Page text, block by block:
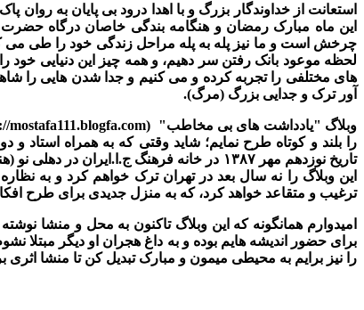
استعانت از خداوندگار بزرگ و با اهدا درود بی پایان به
این ماه مبارک رمضان و هنگامه بندگی خاصان درگاه حضرت
چرخش است و ما نیز پله به پله مراحل زندگی خود را طی می
لحظه موعود بانک رفتن سر دهیم، و همه چیز این دنیایی خود را
های مختلفی را تجربه کرده و می کنیم و جدا شدن هایی را
آور ترک و جدایی بزرگ (مرگ).
وبلاگ "یادداشت های بی مخاطب"
(
mostafa111.blogfa.com
را بلند و کوتاه طرح نمایم؛ شاید وقتی که به همراه استاد
تاریخ نوزدهم مهر ۱۳۸۷ در خانه فرهنگ ج.ا.ایران در دهلی نو
این وبلاگ را نه سال بعد در تهران ترک خواهم کرد و به
ترغیب و متقاعد خواهد کرد، که به منزل جدیدی برای طرح
امیدوارم همانگونه که این وبلاگ تاکنون به محل و منشا
برای حضور اندیشه هایم بوده و به داغ هجران او دیگر مبتلا
را نیز برایم به محیطی میمون و مبارک تبدیل کن تا منشا اثری